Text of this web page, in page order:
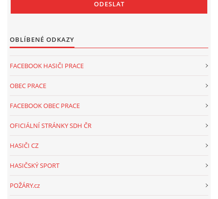
OBLÍBENÉ ODKAZY
FACEBOOK HASIČI PRACE
OBEC PRACE
FACEBOOK OBEC PRACE
OFICIÁLNÍ STRÁNKY SDH ČR
HASIČI CZ
HASIČSKÝ SPORT
POŽÁRY.cz